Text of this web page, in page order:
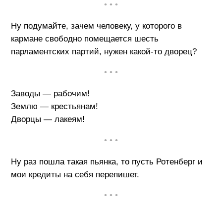
• • •
Ну подумайте, зачем человеку, у которого в
кармане свободно помещается шесть
парламентских партий, нужен какой-то дворец?
• • •
Заводы — рабочим!
Землю — крестьянам!
Дворцы — лакеям!
• • •
Ну раз пошла такая пьянка, то пусть Ротенберг и
мои кредиты на себя перепишет.
• • •